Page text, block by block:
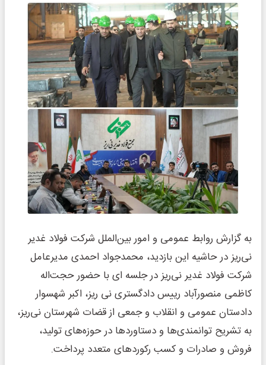
به گزارش روابط عمومی و امور بین‌الملل شرکت فولاد غدیر
نی‌ریز در حاشیه این بازدید، محمدجواد احمدی مدیرعامل
شرکت فولاد غدیر نی‌ریز در جلسه ای با حضور حجت‌اله
کاظمی منصورآباد رییس دادگستری نی ریز، اکبر شهسوار
دادستان عمومی و انقلاب و جمعی از قضات شهرستان نی‌ریز،
به تشریح توانمندی‌ها و دستاوردها در حوزه‌های تولید،
فروش و صادرات و کسب رکوردهای متعدد پرداخت.